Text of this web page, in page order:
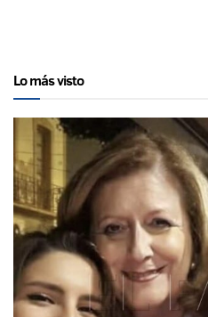
Lo más visto